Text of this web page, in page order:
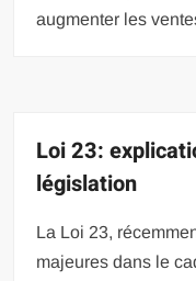
augmenter les
Loi 23:
législation
La Loi 23,
majeures dans le